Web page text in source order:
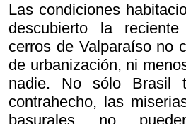
Las condiciones
descubierto la
cerros de Valparaíso no
de urbanización, ni
nadie. No sólo Brasil
contrahecho, las
basurales no